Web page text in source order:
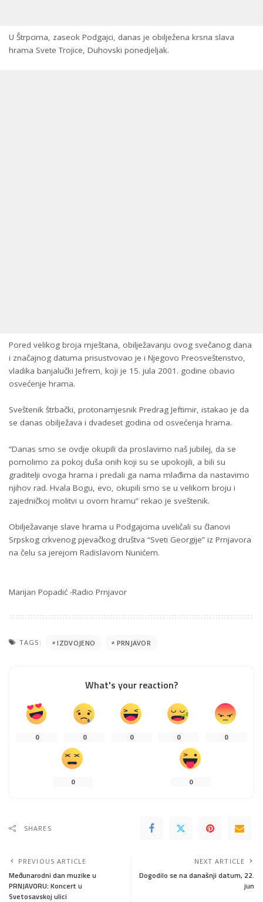
U Štrpcima, zaseok Podgajci, danas je obilježena krsna slava
hrama Svete Trojice, Duhovski ponedjeljak.
Pored velikog broja mještana, obilježavanju ovog svečanog dana
i značajnog datuma prisustvovao je i Njegovo Preosveštenstvo,
vladika banjalučki Jefrem, koji je 15. jula 2001. godine obavio
osvećenje hrama.
Sveštenik štrbački, protonamjesnik Predrag Jeftimir, istakao je da
se danas obilježava i dvadeset godina od osvećenja hrama.
“Danas smo se ovdje okupili da proslavimo naš jubilej, da se
pomolimo za pokoj duša onih koji su se upokojili, a bili su
graditelji ovoga hrama i predali ga nama mlađima da nastavimo
njihov rad. Hvala Bogu, evo, okupili smo se u velikom broju i
zajedničkoj molitvi u ovom hramu” rekao je sveštenik.
Obilježavanje slave hrama u Podgajcima uveličali su članovi
Srpskog crkvenog pjevačkog društva “Sveti Georgije” iz Prnjavora
na čelu sa jerejom Radislavom Nunićem.
Marijan Popadić -Radio Prnjavor
TAGS: IZDVOJENO PRNJAVOR
What's your reaction?
0 0 0 0 0
0 0
SHARES
PREVIOUS ARTICLE
Međunarodni dan muzike u
PRNJAVORU: Koncert u
Svetosavskoj ulici
NEXT ARTICLE
Dogodilo se na današnji datum, 22.
jun